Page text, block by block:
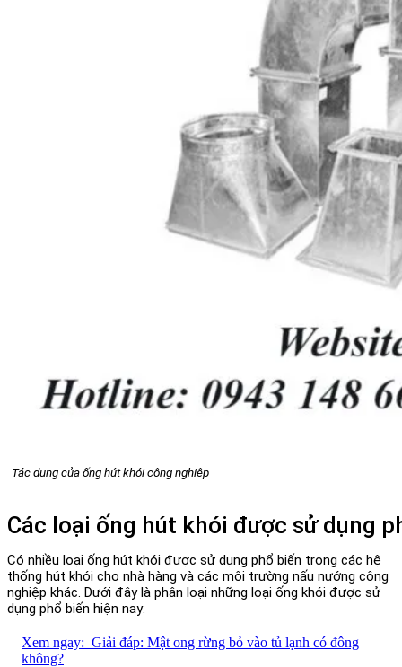
Tác dụng của ống hút khói công nghiệp
Các loại ống hút khói được sử dụng
Có nhiều loại ống hút khói được sử dụng phổ biến trong các hệ
thống hút khói cho nhà hàng và các môi trường nấu nướng công
nghiệp khác. Dưới đây là phân loại những loại ống khói được sử
dụng phổ biến hiện nay:
Xem ngay: Giải đáp: Mật ong rừng bỏ vào tủ lạnh có đông
không?